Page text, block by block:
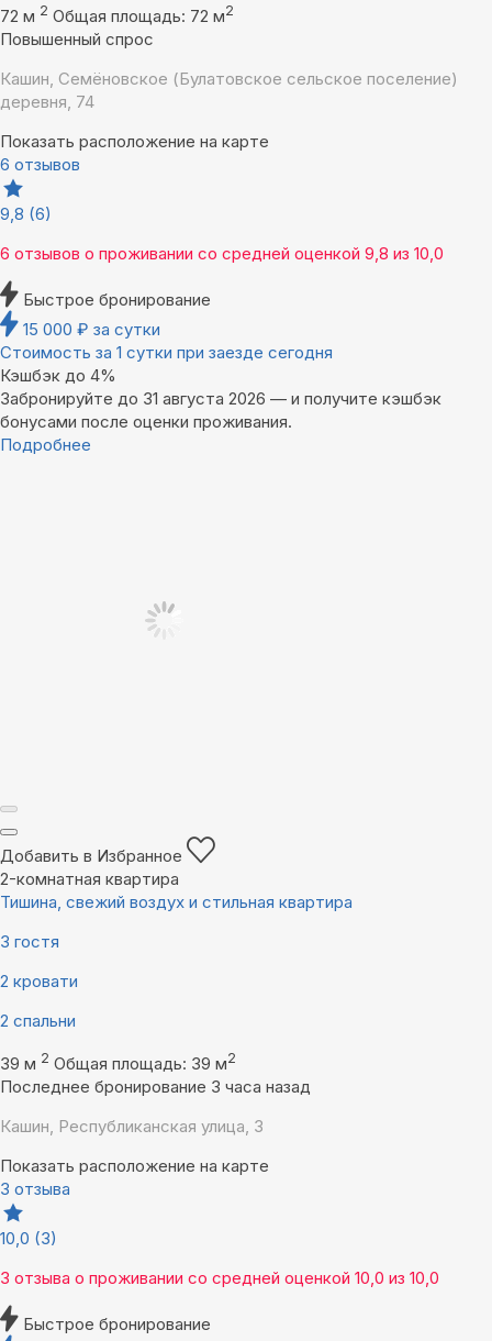
72 м 2 Общая площадь: 72 м2
Повышенный спрос
Кашин, Семёновское (Булатовское сельское поселение)
деревня, 74
Показать расположение на карте
6 отзывов
9,8 (6)
6 отзывов о проживании со средней оценкой 9,8 из 10,0
Быстрое бронирование
15 000 ₽ за сутки
Стоимость за 1 сутки при заезде сегодня
Кэшбэк до 4%
Забронируйте до 31 августа 2026 — и получите кэшбэк
бонусами после оценки проживания.
Подробнее
Добавить в Избранное
2-комнатная квартира
Тишина, свежий воздух и стильная квартира
3 гостя
2 кровати
2 спальни
39 м 2 Общая площадь: 39 м2
Последнее бронирование 3 часа назад
Кашин, Республиканская улица, 3
Показать расположение на карте
3 отзыва
10,0 (3)
3 отзыва о проживании со средней оценкой 10,0 из 10,0
Быстрое бронирование